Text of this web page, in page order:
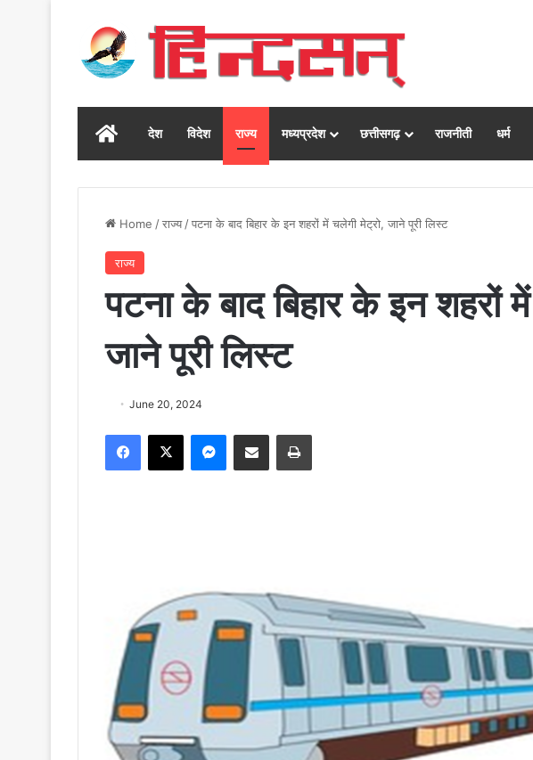
Homeदेश विदेश राज्य मध्यप्रदेश छत्तीसगढ़ राजनीती धर्म
Home /राज्य/पटना के बाद बिहार के इन शहरों में चलेगी मेट्रो, जाने पूरी लिस्ट
राज्य
पटना के बाद बिहार के इन शहरों
जाने पूरी लिस्ट
June 20, 2024
Facebook
X Messenger
Share via Email Print